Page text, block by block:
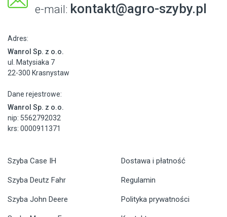
e-mail: kontakt@agro-szyby.pl
Adres:
Wanrol Sp. z o.o.
ul. Matysiaka 7
22-300 Krasnystaw
Dane rejestrowe:
Wanrol Sp. z o.o.
nip: 5562792032
krs: 0000911371
Szyba Case IH
Szyba Deutz Fahr
Szyba John Deere
Dostawa i płatność
Regulamin
Polityka prywatności